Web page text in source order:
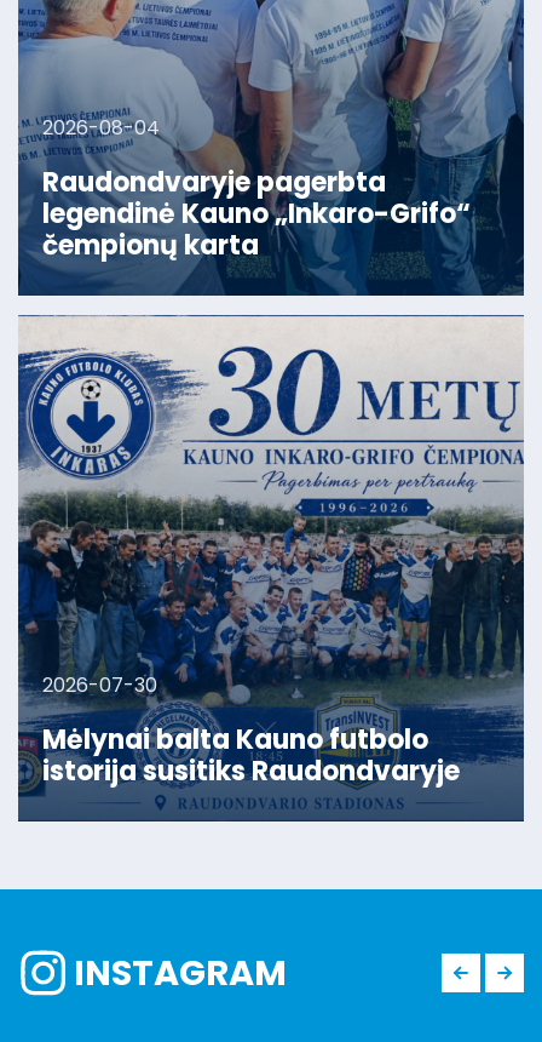
2026-08-04
Raudondvaryje pagerbta
legendinė Kauno „Inkaro-Grifo“
čempionų karta
2026-07-30
Mėlynai balta Kauno futbolo
istorija susitiks Raudondvaryje
INSTAGRAM